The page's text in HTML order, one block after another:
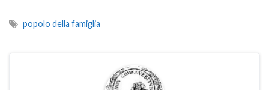
popolo della famiglia